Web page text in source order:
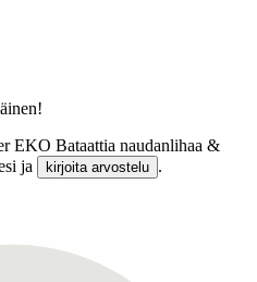
EKO Bataattia naudanlihaa &
ja
kirjoita arvostelu .